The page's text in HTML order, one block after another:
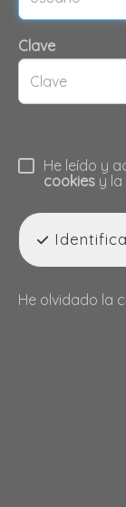
Clave
He leído y
cookies y la
He olvidado la